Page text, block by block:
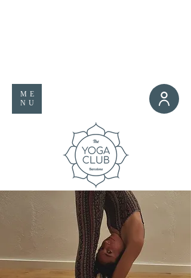
ME
NU